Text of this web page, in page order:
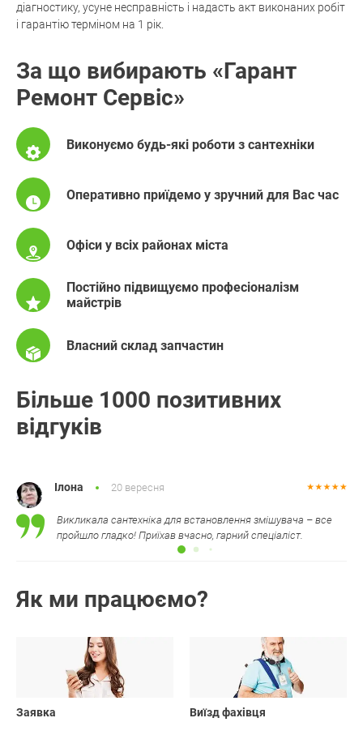
діагностику, усуне несправність і надасть акт виконаних робіт
і гарантію терміном на 1 рік.
За що вибирають «Гарант
Ремонт Сервіс»
Виконуємо будь-які роботи з сантехніки
Оперативно приїдемо у зручний для Вас час
Офіси у всіх районах міста
Постійно підвищуємо професіоналізм
майстрів
Власний склад запчастин
Більше 1000 позитивних
відгуків
Ілона 20 вересня
Викликала сантехніка для встановлення змішувача – все
пройшло гладко! Приїхав вчасно, гарний спеціаліст.
Як ми працюємо?
Заявка Виїзд фахівця